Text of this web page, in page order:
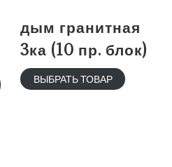
дым гранитная
3ка (10 пр. блок)
ВЫБРАТЬ ТОВАР